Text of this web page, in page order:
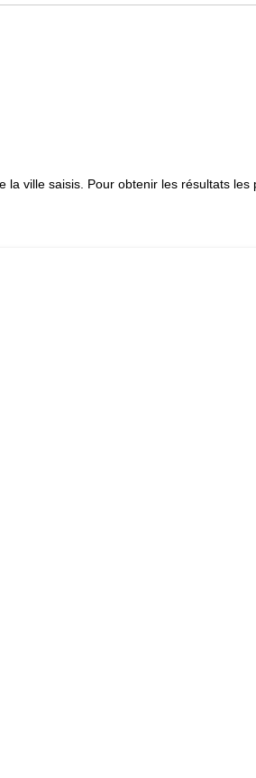
ville saisis. Pour obtenir les résultats